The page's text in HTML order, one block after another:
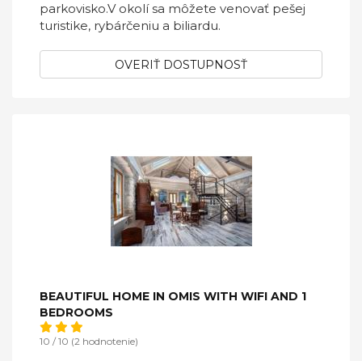
parkovisko.V okolí sa môžete venovať pešej
turistike, rybárčeniu a biliardu.
OVERIŤ DOSTUPNOSŤ
BEAUTIFUL HOME IN OMIS WITH WIFI AND 1
BEDROOMS
10 / 10 (2 hodnotenie)